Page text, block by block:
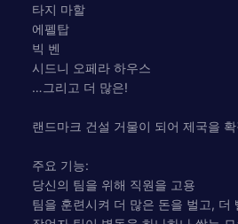
타지 마할
에펠탑
빅 벤
시드니 오페라 하우스
…그리고 더 많은!
랜드마크 건설 거물이 되어 제국을
주요 기능:
당신의 팀을 위해 직원을 고용
팀을 훈련시켜 더 많은 돈을 벌고, 더